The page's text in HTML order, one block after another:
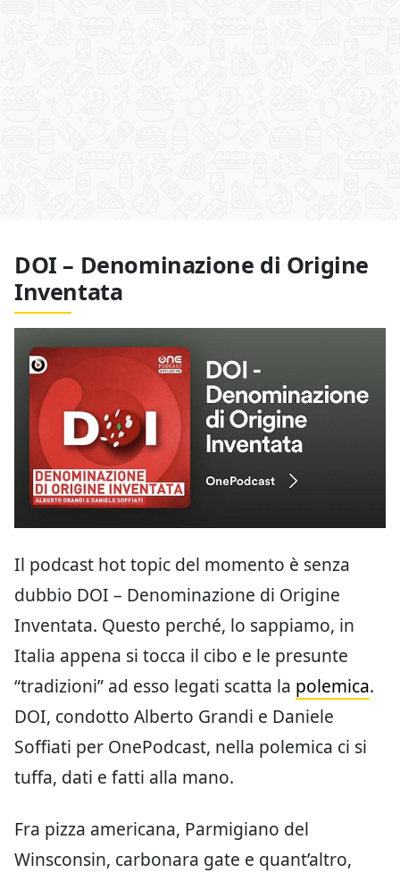
DOI – Denominazione di Origine
Inventata
Il podcast hot topic del momento è senza
dubbio DOI – Denominazione di Origine
Inventata. Questo perché, lo sappiamo, in
Italia appena si tocca il cibo e le presunte
“tradizioni” ad esso legati scatta la polemica.
DOI, condotto Alberto Grandi e Daniele
Soffiati per OnePodcast, nella polemica ci si
tuffa, dati e fatti alla mano.
Fra pizza americana, Parmigiano del
Winsconsin, carbonara gate e quant’altro,